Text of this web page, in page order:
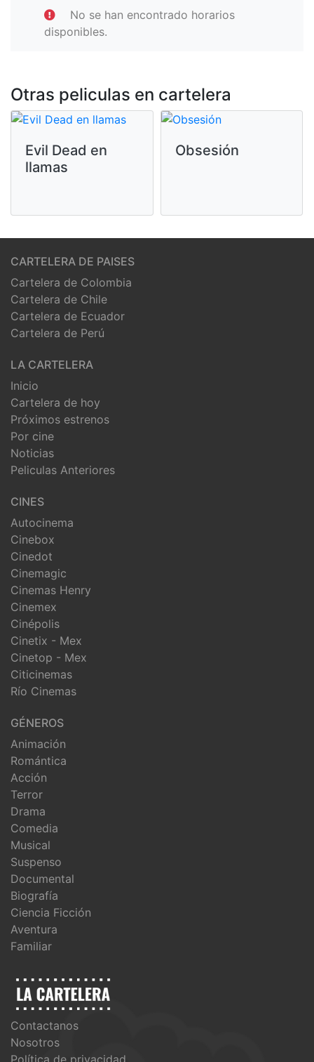
No se han encontrado horarios
disponibles.
Otras peliculas en cartelera
Evil Dead en
llamas
Obsesión
CARTELERA DE PAISES
Cartelera de Colombia
Cartelera de Chile
Cartelera de Ecuador
Cartelera de Perú
LA CARTELERA
Inicio
Cartelera de hoy
Próximos estrenos
Por cine
Noticias
Peliculas Anteriores
CINES
Autocinema
Cinebox
Cinedot
Cinemagic
Cinemas Henry
Cinemex
Cinépolis
Cinetix - Mex
Cinetop - Mex
Citicinemas
Río Cinemas
GÉNEROS
Animación
Romántica
Acción
Terror
Drama
Comedia
Musical
Suspenso
Documental
Biografía
Ciencia Ficción
Aventura
Familiar
Contactanos
Nosotros
Política de privacidad